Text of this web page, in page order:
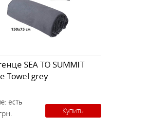
SEA TO SUMMIT
Towel grey
есть
Купить